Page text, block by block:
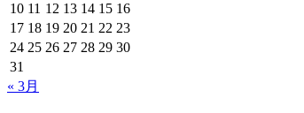
10 11 12 13 14 15 16
17 18 19 20 21 22 23
24 25 26 27 28 29 30
31
« 3月